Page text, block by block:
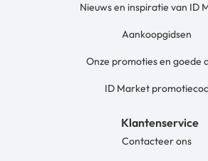
Nieuws en inspiratie van ID
Aankoopgidsen
Onze promoties en goede
ID Market
Klantenservice
Contacteer ons